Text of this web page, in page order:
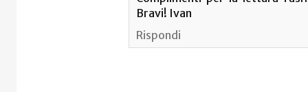
Bravi! Ivan
Rispondi